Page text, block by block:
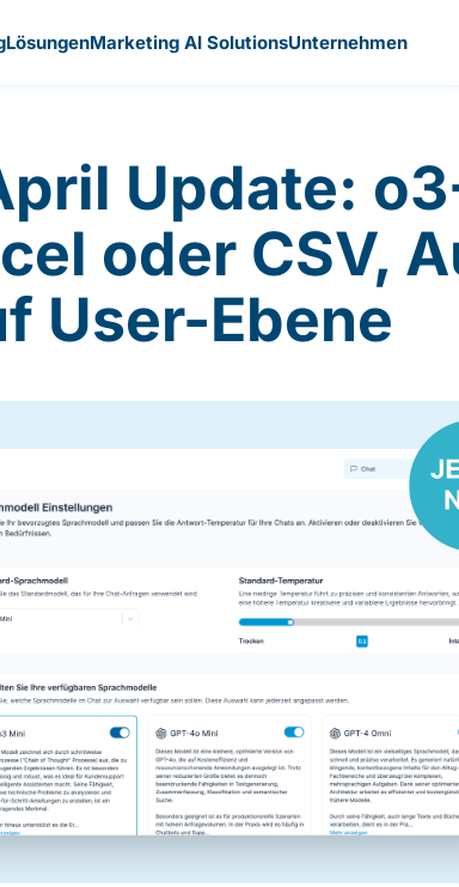
LösungenMarketing AI SolutionsUnternehmen
Update:
oder CSV,
User-Ebene